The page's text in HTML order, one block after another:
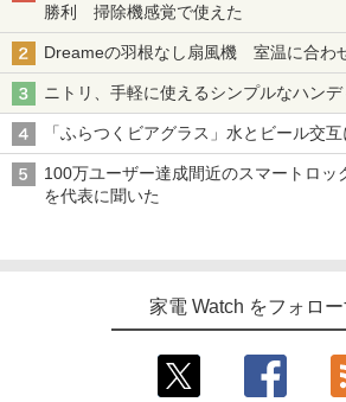
勝利 掃除機感覚で使えた
Dreameの羽根なし扇風機 室温に合わ
ニトリ、手軽に使えるシンプルなハン
「ふらつくビアグラス」水とビール交
100万ユーザー達成間近のスマートロッ
を代表に聞いた
家電 Watch をフォロー